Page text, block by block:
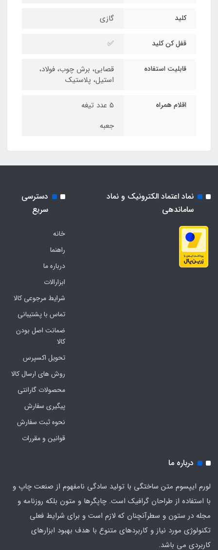
کلید گازی
قفل کن کلید ✅
قابلیت استفاده
قصابی، برش چوب، فولاد،
استیل، پلاستیک
اقلام همراه
5 عدد تیغه
جعبه
نماد اعتماد الکترونیک و نماد
ساماندهی
دسترسی
سریع
خانه
راهنما
درباره ما
ابزارالات
شرایط مرجوعی کالا
تماس با پشتیبانی
ضمانت اصل بودن
کالا
تحویل اکسپرس
روش های ارسال کالا
محصولات گارانتی
پیگیری سفارش
نحوه ثبت سفارش
قوانین و مقررات
درباره ما
لورم ایپسوم متن ساختگی با تولید سادگی نامفهوم از صنعت چاپ و
با استفاده از طراحان گرافیک است. چاپگرها و متون بلکه روزنامه و
مجله در ستون و سطرآنچنان که لازم است و برای شرایط فعلی
تکنولوژی مورد نیاز و کاربردهای متنوع با هدف بهبود ابزارهای
کاربردی می باشد.